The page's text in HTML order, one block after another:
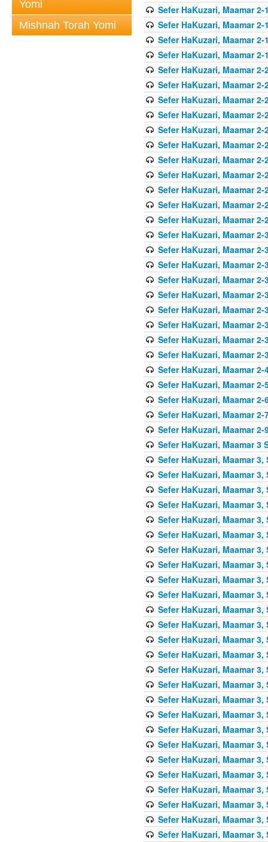
Yomi
Mishnah Torah Yomi
Sefer HaKuzari, Maamar 2-
Sefer HaKuzari, Maamar 2-
Sefer HaKuzari, Maamar 2-
Sefer HaKuzari, Maamar 2-
Sefer HaKuzari, Maamar 2-
Sefer HaKuzari, Maamar 2-
Sefer HaKuzari, Maamar 2-
Sefer HaKuzari, Maamar 2-
Sefer HaKuzari, Maamar 2-
Sefer HaKuzari, Maamar 2-
Sefer HaKuzari, Maamar 2-
Sefer HaKuzari, Maamar 2-
Sefer HaKuzari, Maamar 2-
Sefer HaKuzari, Maamar 2-
Sefer HaKuzari, Maamar 2-
Sefer HaKuzari, Maamar 2-
Sefer HaKuzari, Maamar 2-
Sefer HaKuzari, Maamar 2-
Sefer HaKuzari, Maamar 2-
Sefer HaKuzari, Maamar 2-
Sefer HaKuzari, Maamar 2-
Sefer HaKuzari, Maamar 2-
Sefer HaKuzari, Maamar 2-
Sefer HaKuzari, Maamar 2-
Sefer HaKuzari, Maamar 2-
Sefer HaKuzari, Maamar 2-
Sefer HaKuzari, Maamar 2-
Sefer HaKuzari, Maamar 2-
Sefer HaKuzari, Maamar 2-
Sefer HaKuzari, Maamar 3
Sefer HaKuzari, Maamar 3,
Sefer HaKuzari, Maamar 3,
Sefer HaKuzari, Maamar 3,
Sefer HaKuzari, Maamar 3,
Sefer HaKuzari, Maamar 3,
Sefer HaKuzari, Maamar 3,
Sefer HaKuzari, Maamar 3,
Sefer HaKuzari, Maamar 3,
Sefer HaKuzari, Maamar 3,
Sefer HaKuzari, Maamar 3,
Sefer HaKuzari, Maamar 3,
Sefer HaKuzari, Maamar 3,
Sefer HaKuzari, Maamar 3,
Sefer HaKuzari, Maamar 3,
Sefer HaKuzari, Maamar 3,
Sefer HaKuzari, Maamar 3,
Sefer HaKuzari, Maamar 3,
Sefer HaKuzari, Maamar 3,
Sefer HaKuzari, Maamar 3,
Sefer HaKuzari, Maamar 3,
Sefer HaKuzari, Maamar 3,
Sefer HaKuzari, Maamar 3,
Sefer HaKuzari, Maamar 3,
Sefer HaKuzari, Maamar 3,
Sefer HaKuzari, Maamar 3,
Sefer HaKuzari, Maamar 3,